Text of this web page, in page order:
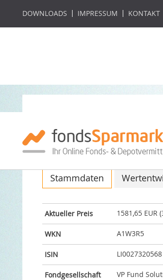
DOWNLOADS IMPRESSUM KONTAKT
Alegra
ISIN: LI0027320568 / WKN: A1W3R5
Stammdaten
Aktueller Preis 1581,65 EUR
WKN A1W3R5
ISIN LI0027320568
Fondgesellschaft VP Fund